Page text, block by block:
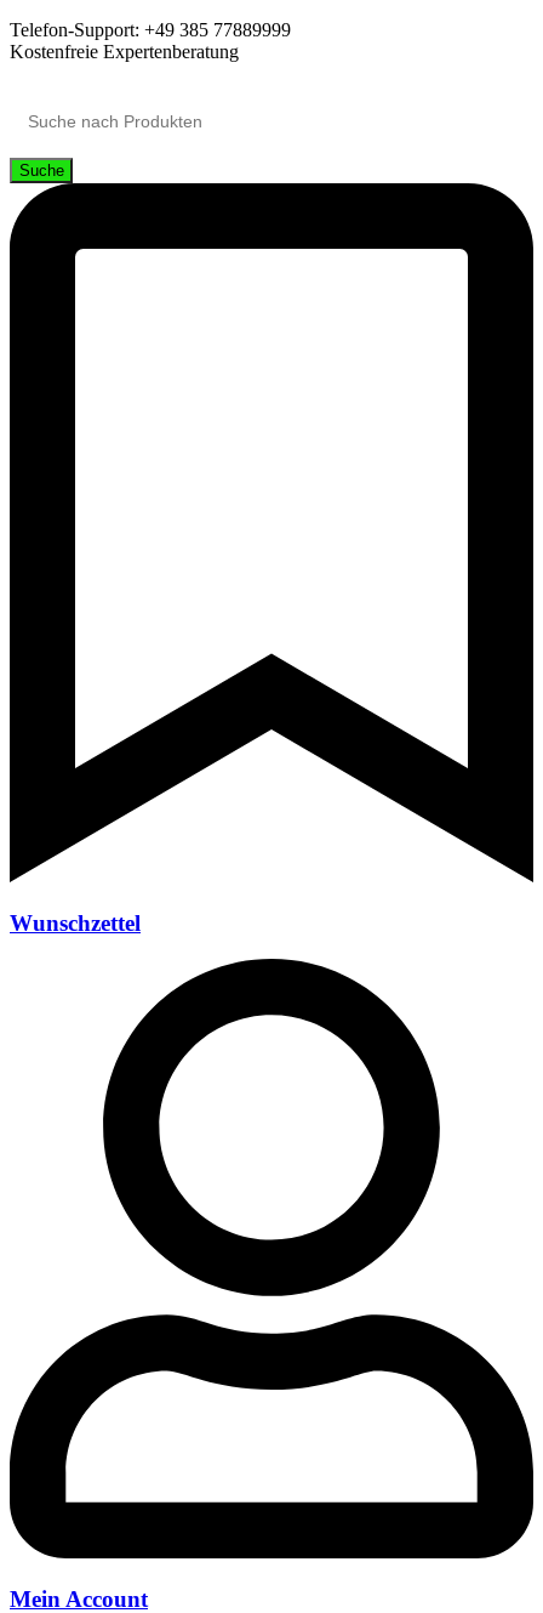
Telefon-Support: +49 385 77889999
Kostenfreie Expertenberatung
Suche
Wunschzettel
Mein Account